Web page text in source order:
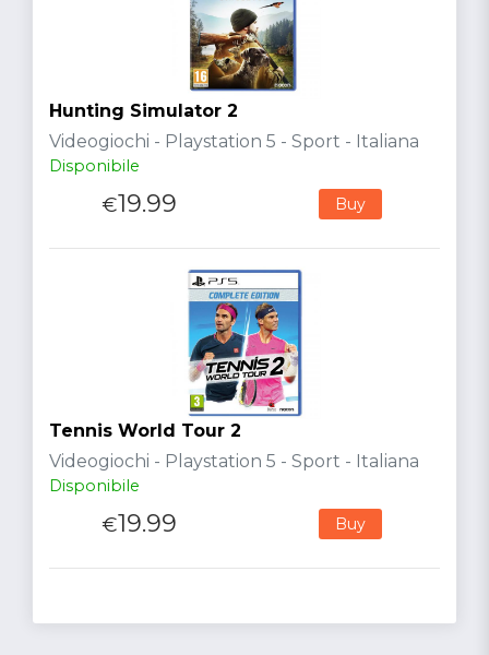
Hunting Simulator 2
Videogiochi - Playstation 5 - Sport - Italiana
Disponibile
€19.99 Buy
Tennis World Tour 2
Videogiochi - Playstation 5 - Sport - Italiana
Disponibile
€19.99 Buy